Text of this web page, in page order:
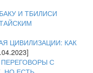
И ТБИЛИСИ
ЦИВИЛИЗАЦИИ: КАК
С